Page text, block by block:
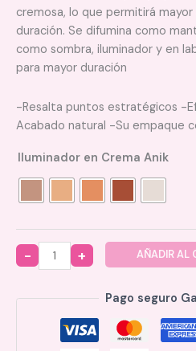
cremosa, lo que permitirá mayor
duración. Se difumina como
como sombra, iluminador y en
para mayor duración
-Resalta puntos estratégicos -
Acabado natural -Su empaque
Iluminador en Crema Anik
Quantity
AÑADIR AL
Pago seguro